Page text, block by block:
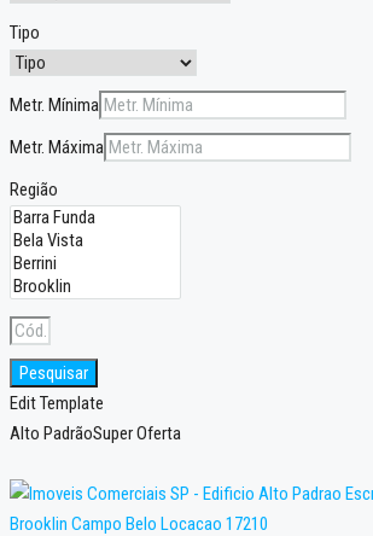
Tipo
Metr. Mínima
Metr. Máxima
Região
Pesquisar
Edit Template
Alto PadrãoSuper Oferta